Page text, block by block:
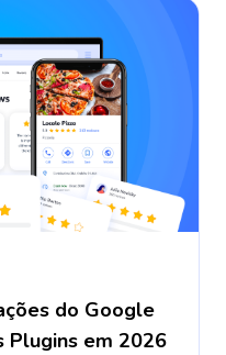
do Google
Plugins em 2026